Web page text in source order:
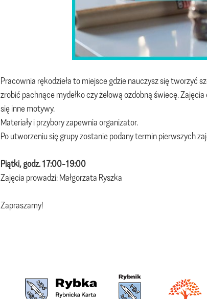
Pracownia rękodzieła to miejsce gdzie nauczysz się tworzyć
zrobić pachnące mydełko czy żelową ozdobną świecę.
się inne motywy.
Materiały i przybory zapewnia organizator.
Po utworzeniu się grupy zostanie podany termin pierwszych
Piątki, godz. 17:00-19:00
Zajęcia prowadzi: Małgorzata Ryszka
Zapraszamy!